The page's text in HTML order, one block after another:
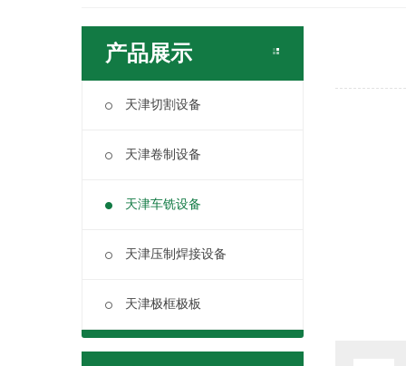
产品展示
天津切割设备
天津卷制设备
天津车铣设备
天津压制焊接设备
天津极框极板